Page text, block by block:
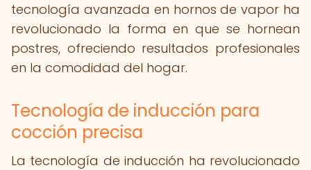
tecnología avanzada en hornos de vapor ha
revolucionado la forma en que se hornean
postres, ofreciendo resultados profesionales
en la comodidad del hogar.
Tecnología de inducción para
cocción precisa
La tecnología de inducción ha revolucionado